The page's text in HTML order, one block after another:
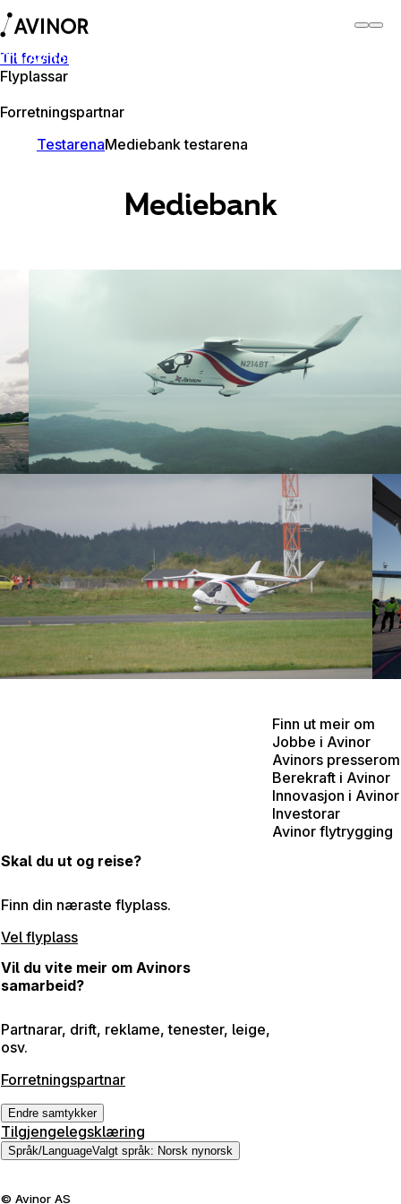
Til forside
Flyplassar
Forretningspartnar
Om Avinor
TestarenaMediebank testarena
Mediebank
Finn ut meir om
Jobbe i Avinor
Avinors presserom
Berekraft i Avinor
Innovasjon i Avinor
Investorar
Avinor flytrygging
Skal du ut og reise?
Finn din næraste flyplass.
Vel flyplass
Vil du vite meir om Avinors
samarbeid?
Partnarar, drift, reklame, tenester, leige,
osv.
Forretningspartnar
Endre samtykker
Tilgjengelegsklæring
Språk/LanguageValgt språk: Norsk nynorsk
© Avinor AS